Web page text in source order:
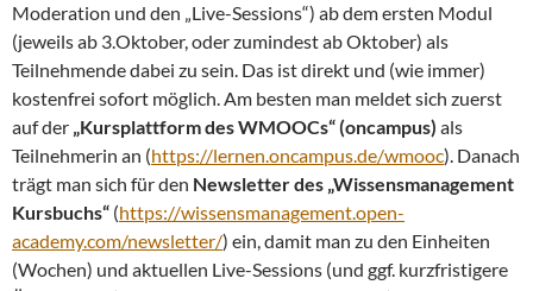
Moderation und den „Live-Sessions“) ab dem ersten Modul
(jeweils ab 3.Oktober, oder zumindest ab Oktober) als
Teilnehmende dabei zu sein. Das ist direkt und (wie immer)
kostenfrei sofort möglich. Am besten man meldet sich zuerst
auf der „Kursplattform des WMOOCs“ (oncampus) als
Teilnehmerin an (https://lernen.oncampus.de/wmooc). Danach
trägt man sich für den Newsletter des „Wissensmanagement
Kursbuchs“ (https://wissensmanagement.open-
academy.com/newsletter/) ein, damit man zu den Einheiten
(Wochen) und aktuellen Live-Sessions (und ggf. kurzfristigere